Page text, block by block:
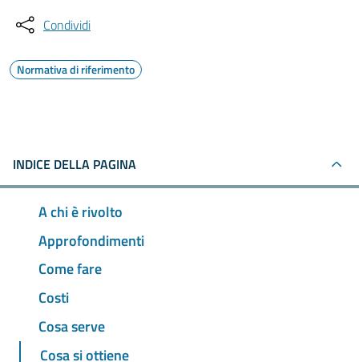
Condividi
Normativa di riferimento
INDICE DELLA PAGINA
A chi è rivolto
Approfondimenti
Come fare
Costi
Cosa serve
Cosa si ottiene